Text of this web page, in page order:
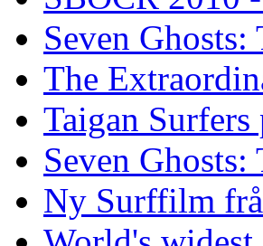
Seven
The
Taigan Surfers
Seven Ghosts:
Ny Surffilm